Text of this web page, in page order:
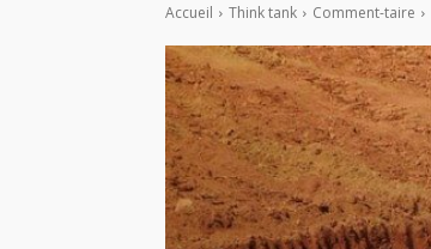
Accueil Think tank Comment-taire